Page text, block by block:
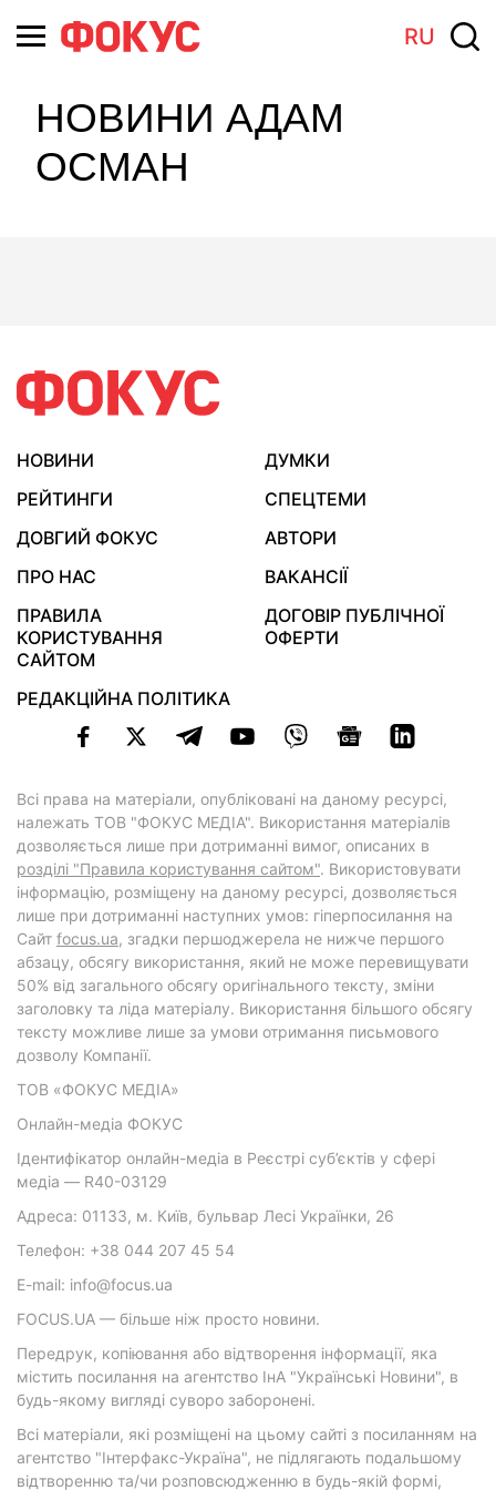
RU
НОВИНИ АДАМ
ОСМАН
НОВИНИ
ДУМКИ
РЕЙТИНГИ
СПЕЦТЕМИ
ДОВГИЙ ФОКУС
АВТОРИ
ПРО НАС
ВАКАНСІЇ
ПРАВИЛА
КОРИСТУВАННЯ
САЙТОМ
ДОГОВІР ПУБЛІЧНОЇ
ОФЕРТИ
РЕДАКЦІЙНА ПОЛІТИКА
Всі права на матеріали, опубліковані на даному ресурсі,
належать ТОВ "ФОКУС МЕДІА". Використання матеріалів
дозволяється лише при дотриманні вимог, описаних в
розділі "Правила користування сайтом". Використовувати
інформацію, розміщену на даному ресурсі, дозволяється
лише при дотриманні наступних умов: гіперпосилання на
Cайт focus.ua, згадки першоджерела не нижче першого
абзацу, обсягу використання, який не може перевищувати
50% від загального обсягу оригінального тексту, зміни
заголовку та ліда матеріалу. Використання більшого обсягу
тексту можливе лише за умови отримання письмового
дозволу Компанії.
ТОВ «ФОКУС МЕДІА»
Онлайн-медіа ФОКУС
Ідентифікатор онлайн-медіа в Реєстрі суб’єктів у сфері
медіа — R40-03129
Адреса: 01133, м. Київ, бульвар Лесі Українки, 26
Телефон: +38 044 207 45 54
E-mail: info@focus.ua
FOCUS.UA — більше ніж просто новини.
Передрук, копіювання або відтворення інформації, яка
містить посилання на агентство ІнА "Українські Новини", в
будь-якому вигляді суворо заборонені.
Всі матеріали, які розміщені на цьому сайті з посиланням на
агентство "Інтерфакс-Україна", не підлягають подальшому
відтворенню та/чи розповсюдженню в будь-якій формі,